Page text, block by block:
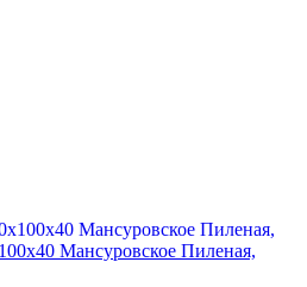
Мансуровское Пиленая,